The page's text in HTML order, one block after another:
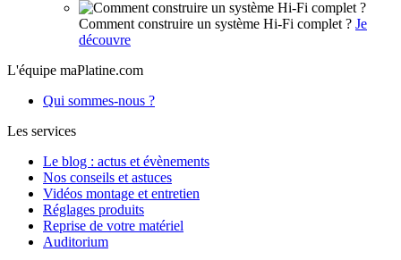
Comment construire un système Hi-Fi complet ? Je
découvre
L'équipe maPlatine.com
Qui sommes-nous ?
Les services
Le blog : actus et évènements
Nos conseils et astuces
Vidéos montage et entretien
Réglages produits
Reprise de votre matériel
Auditorium